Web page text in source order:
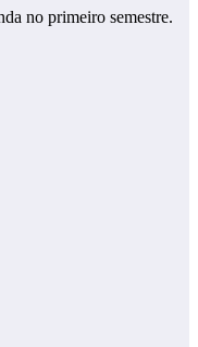
no primeiro semestre.